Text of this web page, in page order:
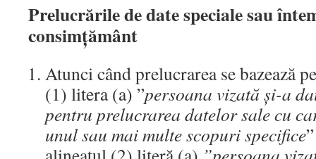
Prelucrările de date speciale sau
consimțământ
Atunci când prelucrarea se bazează
(1) litera (a) ”persoana vizată și-a
pentru prelucrarea datelor sale cu
unul sau mai multe scopuri specifice